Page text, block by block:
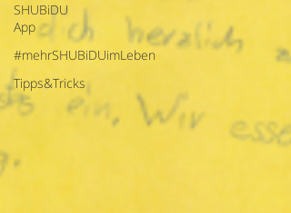
SHUBiDU
App
#mehrSHUBiDUimLeben
Tipps&Tricks